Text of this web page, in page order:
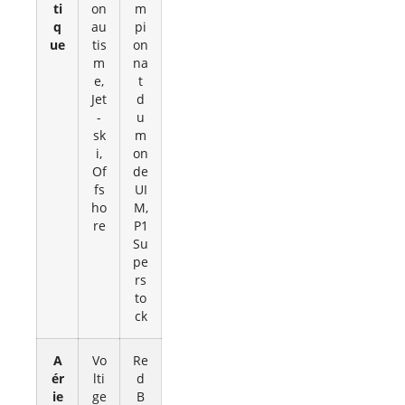
ti
q
ue
on
au
tis
m
e,
Jet
-
sk
i,
Of
fs
ho
re
m
pi
on
na
t
d
u
m
on
de
UI
M,
P1
Su
pe
rs
to
ck
A
ér
ie
Vo
lti
ge
Re
d
B